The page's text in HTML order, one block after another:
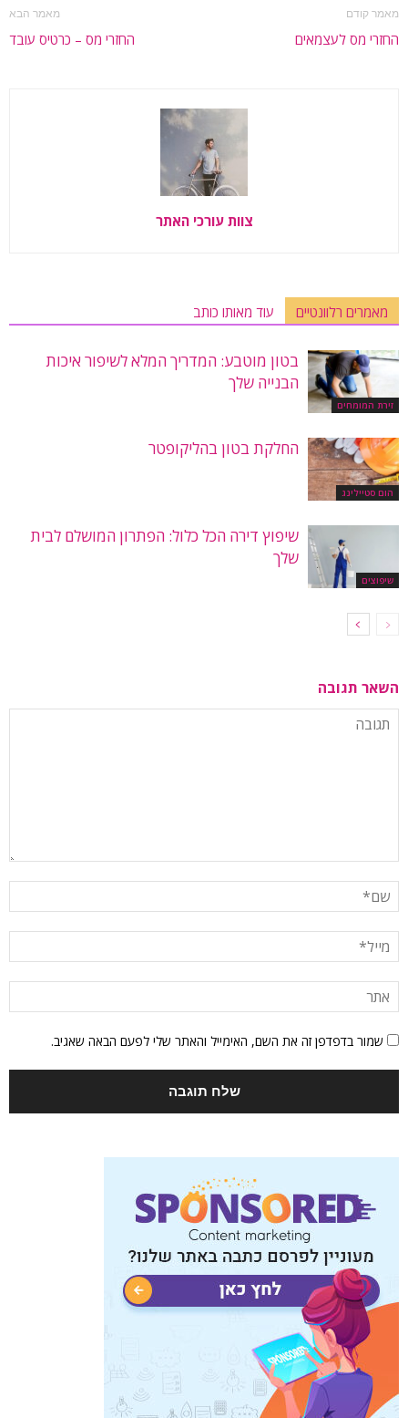
מאמר קודם
החזרי מס לעצמאים
מאמר הבא
החזרי מס – כרטיס עובד
צוות עורכי האתר
מאמרים רלוונטיים עוד מאותו כותב
זירת המומחים
בטון מוטבע: המדריך המלא לשיפור איכות
הבנייה שלך
הום סטיילינג
החלקת בטון בהליקופטר
שיפוצים
שיפוץ דירה הכל כלול: הפתרון המושלם לבית
שלך
השאר תגובה
שמור בדפדפן זה את השם, האימייל והאתר שלי לפעם הבאה שאגיב.